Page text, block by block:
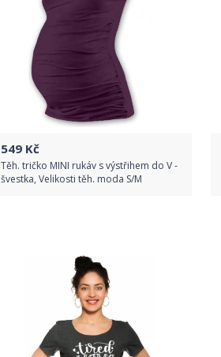
549 Kč
Těh. tričko MINI rukáv s výstřihem do V -
švestka, Velikosti těh. moda S/M
Detail produktu